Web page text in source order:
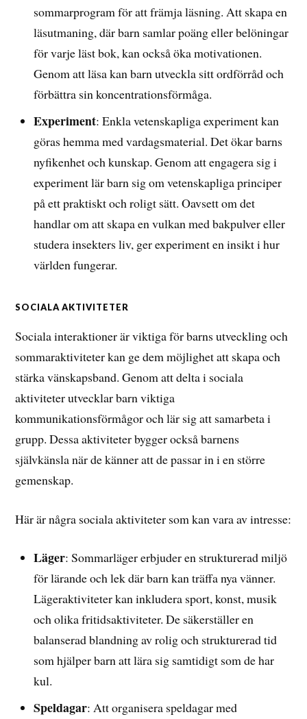
sommarprogram för att främja läsning. Att skapa en
läsutmaning, där barn samlar poäng eller belöningar
för varje läst bok, kan också öka motivationen.
Genom att läsa kan barn utveckla sitt ordförråd och
förbättra sin koncentrationsförmåga.
Experiment: Enkla vetenskapliga experiment kan
göras hemma med vardagsmaterial. Det ökar barns
nyfikenhet och kunskap. Genom att engagera sig i
experiment lär barn sig om vetenskapliga principer
på ett praktiskt och roligt sätt. Oavsett om det
handlar om att skapa en vulkan med bakpulver eller
studera insekters liv, ger experiment en insikt i hur
världen fungerar.
SOCIALA AKTIVITETER
Sociala interaktioner är viktiga för barns utveckling och
sommaraktiviteter kan ge dem möjlighet att skapa och
stärka vänskapsband. Genom att delta i sociala
aktiviteter utvecklar barn viktiga
kommunikationsförmågor och lär sig att samarbeta i
grupp. Dessa aktiviteter bygger också barnens
självkänsla när de känner att de passar in i en större
gemenskap.
Här är några sociala aktiviteter som kan vara av intresse:
Läger: Sommarläger erbjuder en strukturerad miljö
för lärande och lek där barn kan träffa nya vänner.
Lägeraktiviteter kan inkludera sport, konst, musik
och olika fritidsaktiviteter. De säkerställer en
balanserad blandning av rolig och strukturerad tid
som hjälper barn att lära sig samtidigt som de har
kul.
Speldagar: Att organisera speldagar med